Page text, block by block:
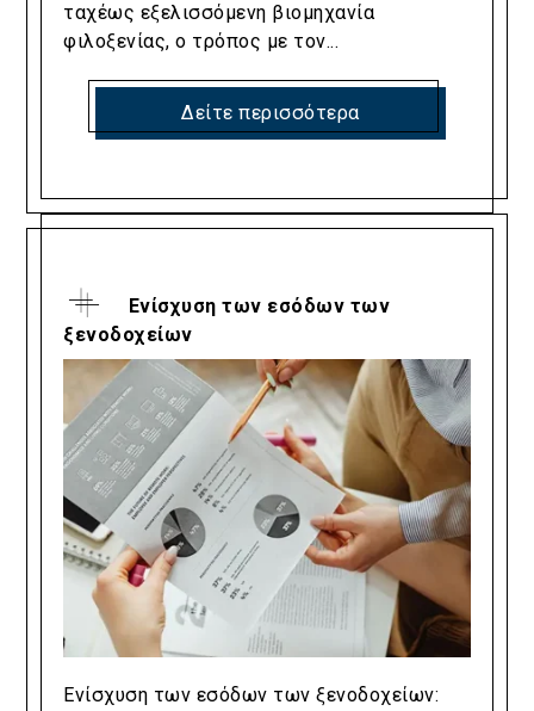
ταχέως εξελισσόμενη βιομηχανία
φιλοξενίας, ο τρόπος με τον...
Δείτε περισσότερα
Ενίσχυση των εσόδων των
ξενοδοχείων
Ενίσχυση των εσόδων των ξενοδοχείων: